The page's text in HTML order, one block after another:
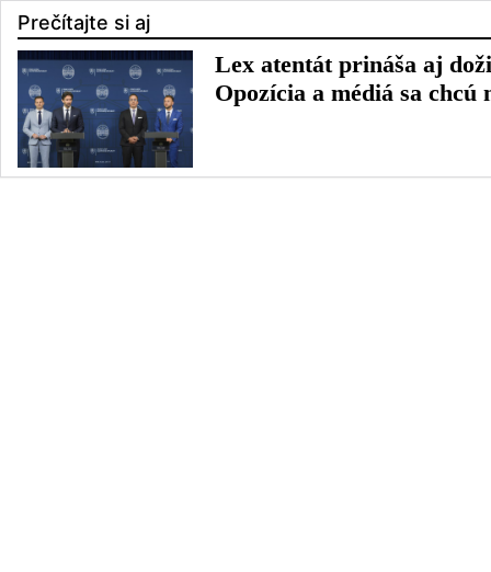
Prečítajte si aj
Lex atentát prináša aj
Opozícia a médiá sa